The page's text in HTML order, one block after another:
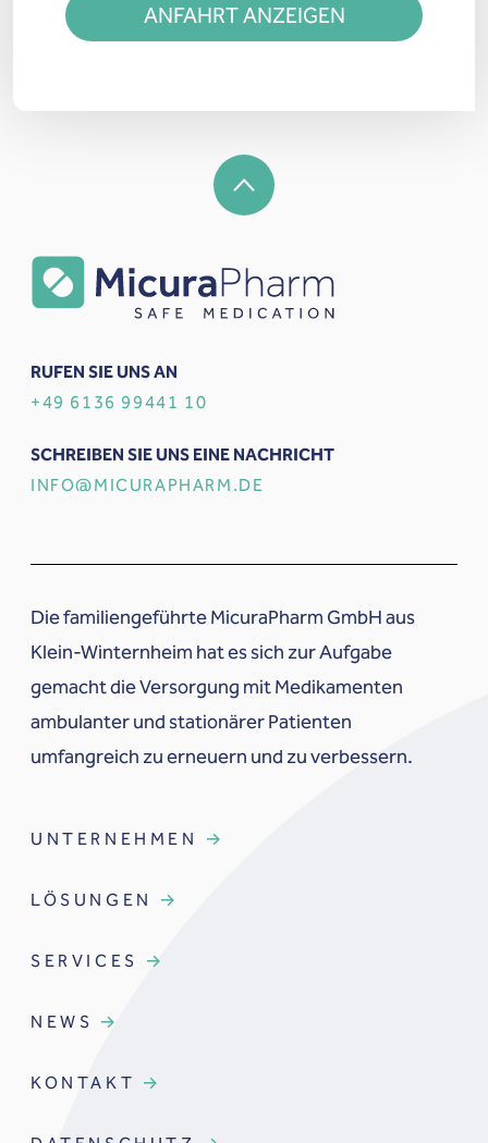
ANFAHRT ANZEIGEN
RUFEN SIE UNS AN
+49 6136 99441 10
SCHREIBEN SIE UNS EINE NACHRICHT
INFO@MICURAPHARM.DE
Die familiengeführte MicuraPharm GmbH aus
Klein-Winternheim hat es sich zur Aufgabe
gemacht die Versorgung mit Medikamenten
ambulanter und stationärer Patienten
umfangreich zu erneuern und zu verbessern.
UNTERNEHMEN
LÖSUNGEN
SERVICES
NEWS
KONTAKT